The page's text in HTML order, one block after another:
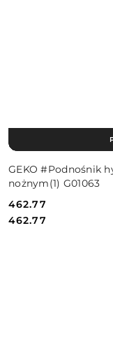
GEKO #Podnośnik
nożnym(1) G01063
Cena:
462.77
Cena:
462.77